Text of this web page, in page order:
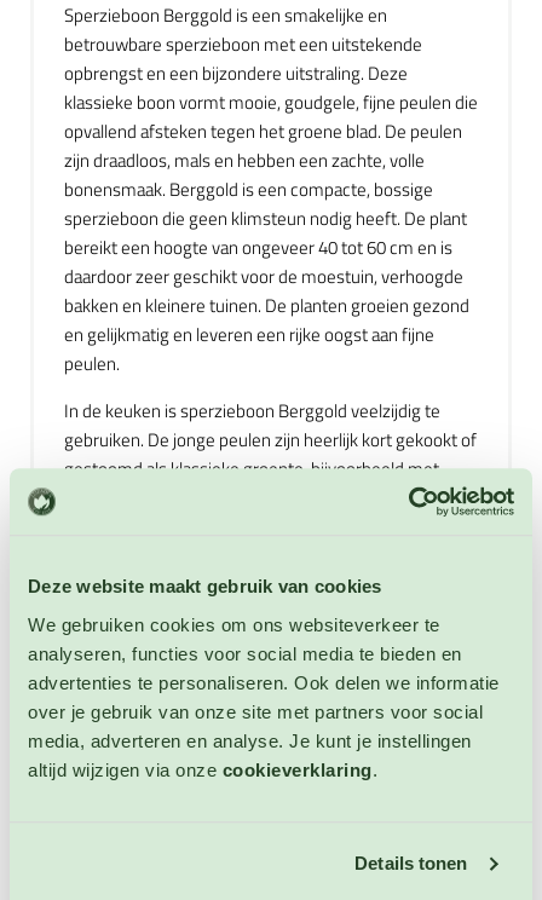
Deze website maakt gebruik van cookies
We gebruiken cookies om ons websiteverkeer te
analyseren, functies voor social media te bieden en
advertenties te personaliseren. Ook delen we informatie
over je gebruik van onze site met partners voor social
media, adverteren en analyse. Je kunt je instellingen
altijd wijzigen via onze cookieverklaring.
Details tonen
Sperzieboon Berggold is een smakelijke en
betrouwbare sperzieboon met een uitstekende
opbrengst en een bijzondere uitstraling. Deze
klassieke boon vormt mooie, goudgele, fijne peulen die
opvallend afsteken tegen het groene blad. De peulen
zijn draadloos, mals en hebben een zachte, volle
bonensmaak. Berggold is een compacte, bossige
sperzieboon die geen klimsteun nodig heeft. De plant
bereikt een hoogte van ongeveer 40 tot 60 cm en is
daardoor zeer geschikt voor de moestuin, verhoogde
bakken en kleinere tuinen. De planten groeien gezond
en gelijkmatig en leveren een rijke oogst aan fijne
peulen.
In de keuken is sperzieboon Berggold veelzijdig te
gebruiken. De jonge peulen zijn heerlijk kort gekookt of
gestoomd als klassieke groente, bijvoorbeeld met
boter, kruiden of een vleugje nootmuskaat. Door de
groentegerechten. De mooie goudgele kleur blijft na
bereiding aantrekkelijk en geeft gerechten een
bijzonder accent. Sperzieboon Berggold combineert
een heerlijke smaak, een mooie kleur en een
gemakkelijke teelt. Een ideale sperzieboon voor zowel
de beginnende als ervaren moestuinier. Niet
winterharde eenjarige. Hoogte: 40 - 60 cm.